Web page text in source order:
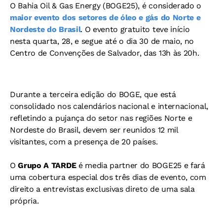
O Bahia Oil & Gas Energy (BOGE25), é considerado o
maior evento dos setores de óleo e gás do Norte e
Nordeste do Brasil. O evento gratuito teve início
nesta quarta, 28, e segue até o dia 30 de maio, no
Centro de Convenções de Salvador, das 13h às 20h.
Durante a terceira edição do BOGE, que está
consolidado nos calendários nacional e internacional,
refletindo a pujança do setor nas regiões Norte e
Nordeste do Brasil, devem ser reunidos 12 mil
visitantes, com a presença de 20 países.
O Grupo A TARDEé media partner do BOGE25 e fará
uma cobertura especial dos três dias de evento, com
direito a entrevistas exclusivas direto de uma sala
própria.